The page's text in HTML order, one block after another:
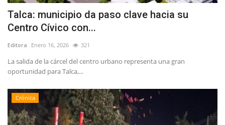
Talca: municipio da paso clave hacia su
Centro Cívico con...
Editora Enero 16, 2026 321
La salida de la cárcel del centro urbano representa una gran
oportunidad para Talca,...
Crónica